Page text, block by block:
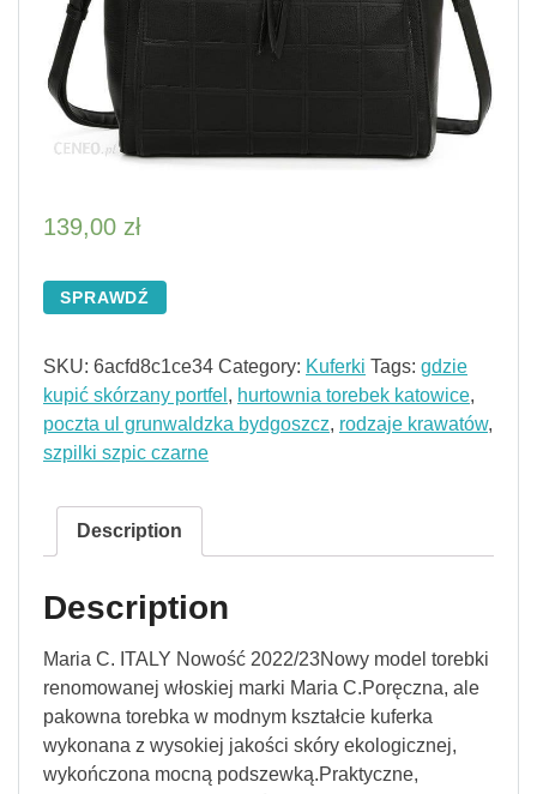
139,00 zł
SPRAWDŹ
SKU: 6acfd8c1ce34 Category: Kuferki Tags: gdzie
kupić skórzany portfel , hurtownia torebek katowice,
poczta ul grunwaldzka bydgoszcz, rodzaje krawatów,
szpilki szpic czarne
Description
Description
Maria C. ITALY Nowość 2022/23Nowy model torebki
renomowanej włoskiej marki Maria C.Poręczna, ale
pakowna torebka w modnym kształcie kuferka
wykonana z wysokiej jakości skóry ekologicznej,
wykończona mocną podszewką.Praktyczne,